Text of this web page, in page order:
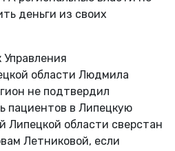
деньги из своих
Управления
области Людмила
не подтвердил
пациентов в Липецкую
Липецкой области сверстан
Летниковой, если